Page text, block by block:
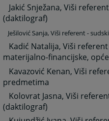
Jakić Snježana, Viši
(daktilograf)
Ješilović Sanja, Viši referent -
Kadić Natalija, Viši
materijalno-financijske,
Kavazović Kenan, Viši
predmetima
Kolovrat Jasna, Viši
(daktilograf)